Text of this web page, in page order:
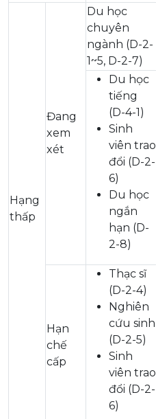
Hạng
thấp
Đang
xem
xét
Du học
chuyên
ngành (D-2-
1~5, D-2-7)
Du học
tiếng
(D-4-1)
Sinh
viên trao
đổi (D-2-
6)
Du học
ngắn
hạn (D-
2-8)
Hạn
chế
cấp
Thạc sĩ
(D-2-4)
Nghiên
cứu sinh
(D-2-5)
Sinh
viên trao
đổi (D-2-
6)